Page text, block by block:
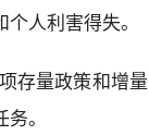
人利害得失。
存量政策和增量
。